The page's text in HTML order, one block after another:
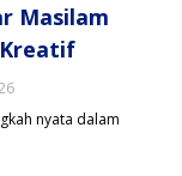
Masilam
nyata dalam